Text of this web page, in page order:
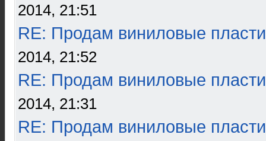
2014, 21:51
RE: Продам виниловые
2014, 21:52
RE: Продам виниловые
2014, 21:31
RE: Продам виниловые